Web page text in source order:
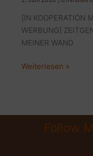
[IN KOOPERATION
WERBUNG]
MEINER WAND
AKTUELLE
+
GEWINNSPIEL
Weiterlesen »
Follow